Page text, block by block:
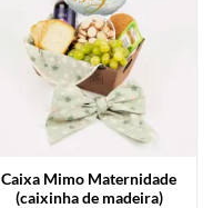
Caixa Mimo Maternidade
(caixinha de madeira)